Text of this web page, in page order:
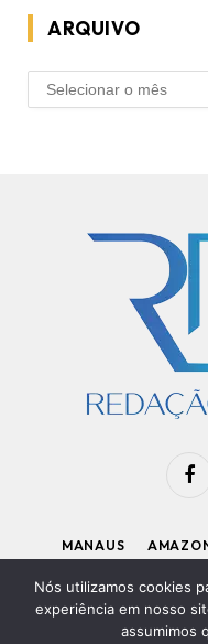
ARQUIVO
ARQUIVO
MANAUS
Diretor Executivo:
Nós utilizamos cookies
experiência em nosso
assumimos